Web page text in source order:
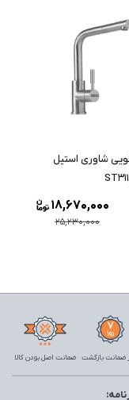
شاوری استیل
25,230,000
18,670,000
ضمانت اصل بودن کالا